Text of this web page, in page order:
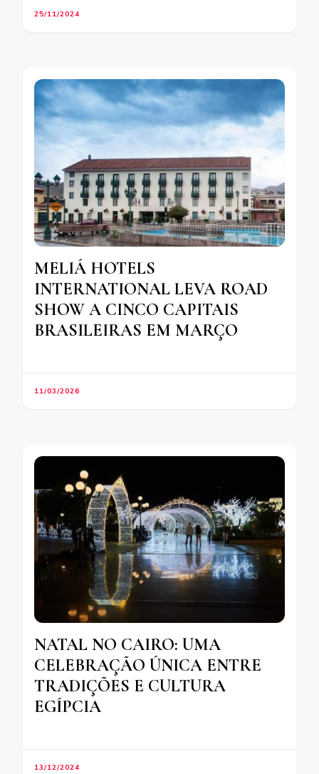
25/11/2024
MELIÁ HOTELS
INTERNATIONAL LEVA ROAD
SHOW A CINCO CAPITAIS
BRASILEIRAS EM MARÇO
11/03/2026
NATAL NO CAIRO: UMA
CELEBRAÇÃO ÚNICA ENTRE
TRADIÇÕES E CULTURA
EGÍPCIA
13/12/2024